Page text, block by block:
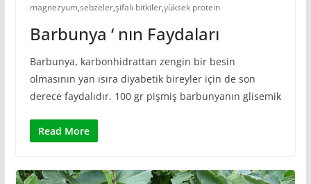
magnezyum,sebzeler,şifalı bitkiler,yüksek protein
Barbunya ‘ nın Faydaları
Barbunya, karbonhidrattan zengin bir besin
olmasının yan ısıra diyabetik bireyler için de son
derece faydalıdır. 100 gr pişmiş barbunyanın glisemik
Read More